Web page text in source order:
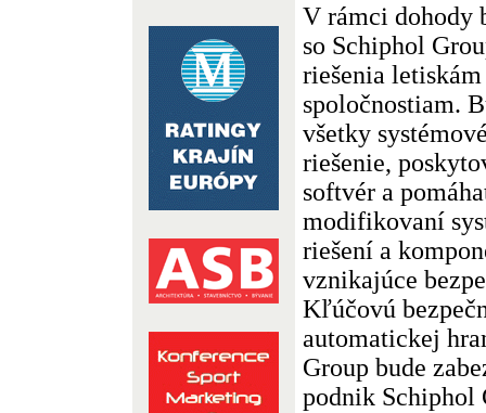
V rámci dohody
so Schiphol
riešenia
spoločnostiam.
všetky
riešenie,
softvér a
modifikovaní
riešení a
vznikajúce
Kľúčovú
automatickej
Group bude
podnik Schiphol